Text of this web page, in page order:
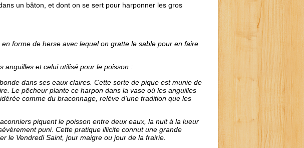
un bâton, et dont on se sert pour harponner les gros
forme de herse avec lequel on gratte le sable pour en faire
anguilles et celui utilisé pour le poisson :
dans ses eaux claires. Cette sorte de pique est munie de
Le pêcheur plante ce harpon dans la vase où les anguilles
comme du braconnage, relève d'une tradition que les
piquent le poisson entre deux eaux, la nuit à la lueur
puni. Cette pratique illicite connut une grande
le Vendredi Saint, jour maigre ou jour de la frairie.